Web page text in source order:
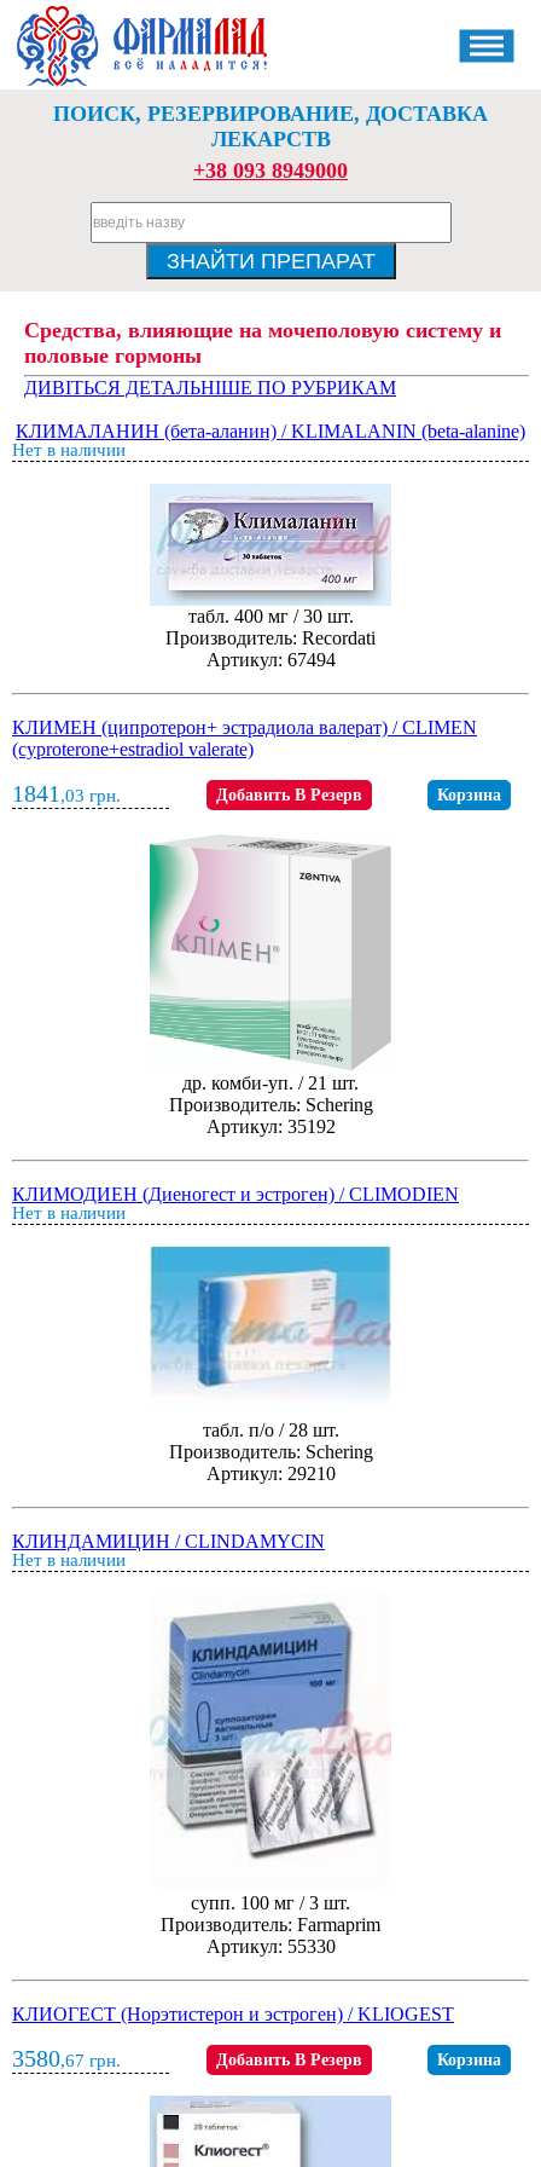
ПОИСК, РЕЗЕРВИРОВАНИЕ, ДОСТАВКА
ЛЕКАРСТВ
+38 093 8949000
Средства, влияющие на мочеполовую систему и
половые гормоны
ДИВІТЬСЯ ДЕТАЛЬНІШЕ ПО РУБРИКАМ
КЛИМАЛАНИН (бета-аланин) / KLIMALANIN (beta-alanine)
Нет в наличии
табл. 400 мг / 30 шт.
Производитель: Recordati
Артикул: 67494
КЛИМЕН (ципротерон+ эстрадиола валерат) / CLIMEN
(cyproterone+estradiol valerate)
1841 ,03 грн. Добавить В Резерв Корзина
др. комби-уп. / 21 шт.
Производитель: Schering
Артикул: 35192
КЛИМОДИЕН (Диеногест и эстроген) / CLIMODIEN
Нет в наличии
табл. п/о / 28 шт.
Производитель: Schering
Артикул: 29210
КЛИНДАМИЦИН / CLINDAMYCIN
Нет в наличии
супп. 100 мг / 3 шт.
Производитель: Farmaprim
Артикул: 55330
КЛИОГЕСТ (Норэтистерон и эстроген) / KLIOGEST
3580,67 грн. Добавить В Резерв Корзина